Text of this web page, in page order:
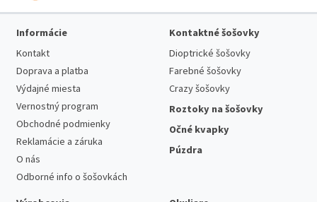
Informácie
Kontakt
Doprava a platba
Výdajné miesta
Vernostný program
Obchodné podmienky
Reklamácie a záruka
O nás
Odborné info o šošovkách
Kontaktné šošovky
Dioptrické šošovky
Farebné šošovky
Crazy šošovky
Roztoky na šošovky
Očné kvapky
Púzdra